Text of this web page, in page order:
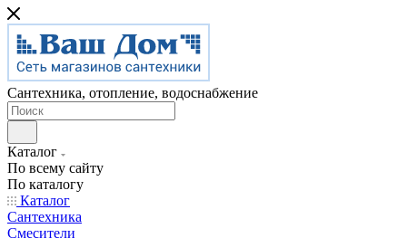
Сантехника, отопление, водоснабжение
Каталог
По всему сайту
По каталогу
Каталог
Сантехника
Смесители